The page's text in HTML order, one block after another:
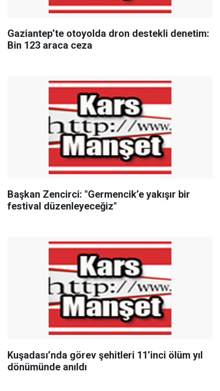
Gaziantep’te otoyolda dron destekli denetim:
Bin 123 araca ceza
Başkan Zencirci: "Germencik’e yakışır bir
festival düzenleyeceğiz"
Kuşadası’nda görev şehitleri 11’inci ölüm yıl
dönümünde anıldı